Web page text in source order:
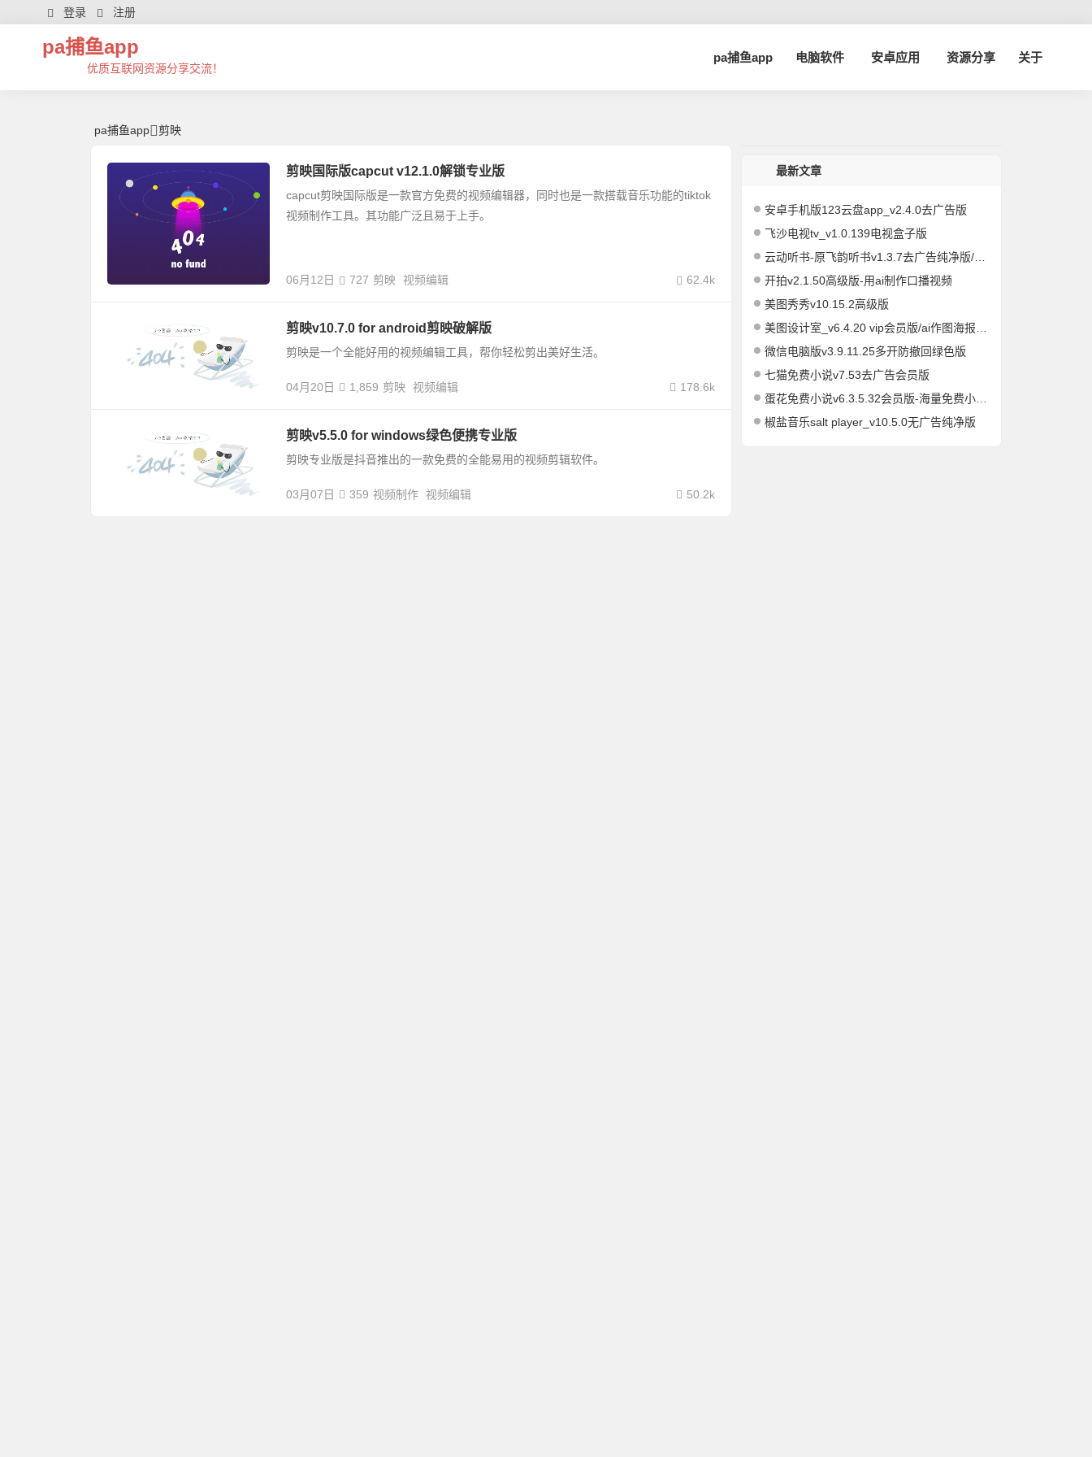
剪映 | 芊芊精典-pa捕鱼app
登录 注册
pa捕鱼app
优质互联网资源分享交流！
pa捕鱼app 电脑软件 安卓应用 资源分享 关于
pa捕鱼app 剪映
剪映国际版capcut v12.1.0解锁专业版
capcut剪映国际版是一款官方免费的视频编辑器，同时也是一款搭载音乐功能的tiktok
视频制作工具。其功能广泛且易于上手。
06月12日 62.4k
727 剪映 视频编辑
剪映v10.7.0 for android剪映破解版
剪映是一个全能好用的视频编辑工具，帮你轻松剪出美好生活。
04月20日 178.6k
1,859 剪映 视频编辑
剪映v5.5.0 for windows绿色便携专业版
剪映专业版是抖音推出的一款免费的全能易用的视频剪辑软件。
03月07日 50.2k
359 视频制作 视频编辑
最新文章
安卓手机版123云盘app_v2.4.0去广告版
飞沙电视tv_v1.0.139电视盒子版
云动听书-原飞韵听书v1.3.7去广告纯净版/海量资源
开拍v2.1.50高级版-用ai制作口播视频
美图秀秀v10.15.2高级版
美图设计室_v6.4.20 vip会员版/ai作图海报编辑
微信电脑版v3.9.11.25多开防撤回绿色版
七猫免费小说v7.53去广告会员版
蛋花免费小说v6.3.5.32会员版-海量免费小说有声小说阅读听书
椒盐音乐salt player_v10.5.0无广告纯净版